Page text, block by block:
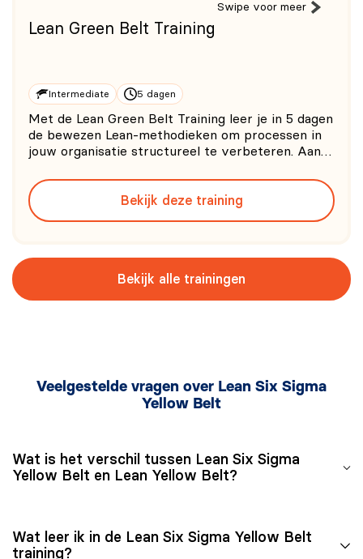
Swipe voor meer
Lean Green Belt Training
Intermediate 5 dagen
Met de Lean Green Belt Training leer je in 5 dagen
de bewezen Lean-methodieken om processen in
jouw organisatie structureel te verbeteren. Aan
5S-methode, Value Stream Mapping (VSM), het
herkennen van Muda, Mura en Muri (verspilling,
variatie en overbel
Bekijk deze training
Bekijk alle trainingen
Veelgestelde vragen over Lean Six Sigma
Yellow Belt
Wat is het verschil tussen Lean Six Sigma
Yellow Belt en Lean Yellow Belt?
met Six Sigma-kwaliteitsmanagement en de DMAIC-
Wat leer ik in de Lean Six Sigma Yellow Belt
training?